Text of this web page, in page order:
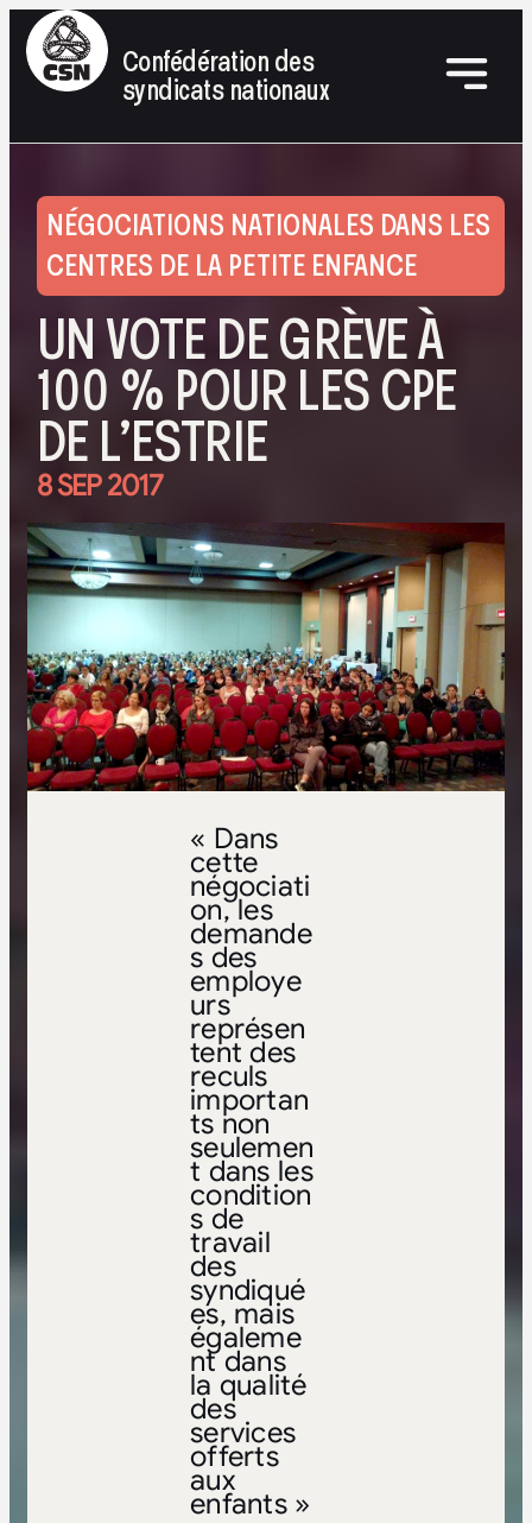
Confédération des
syndicats nationaux
NÉGOCIATIONS NATIONALES DANS LES
CENTRES DE LA PETITE ENFANCE
UN VOTE DE GRÈVE À
100 % POUR LES CPE
DE L’ESTRIE
8 SEP 2017
« Dans
cette
négociati
on, les
demande
s des
employe
urs
représen
tent des
reculs
importan
ts non
seulemen
t dans les
condition
s de
travail
des
syndiqué
es, mais
égaleme
nt dans
la qualité
des
services
offerts
aux
enfants »